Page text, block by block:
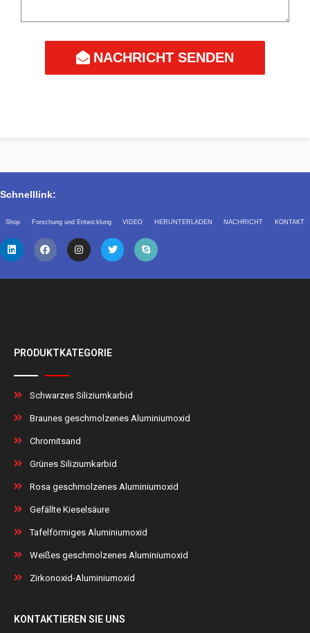
NACHRICHT SENDEN
Schnelllink:
Shop Forschung und Entwicklung VIDEO HERUNTERLADEN NACHRICHT KONTAKT
PRODUKTKATEGORIE
Schwarzes Siliziumkarbid
Braunes geschmolzenes Aluminiumoxid
Chromitsand
Grünes Siliziumkarbid
Rosa geschmolzenes Aluminiumoxid
Gefällte Kieselsäure
Tafelförmiges Aluminiumoxid
Weißes geschmolzenes Aluminiumoxid
Zirkonoxid-Aluminiumoxid
KONTAKTIEREN SIE UNS